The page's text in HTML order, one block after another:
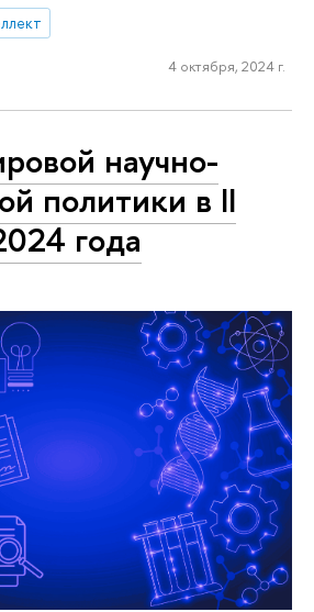
4 октября, 2024 г.
научно-
политики в II
года